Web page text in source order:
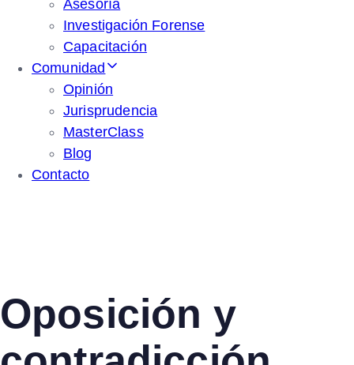
Asesoría
Investigación Forense
Capacitación
Comunidad
Opinión
Jurisprudencia
MasterClass
Blog
Contacto
Oposición y